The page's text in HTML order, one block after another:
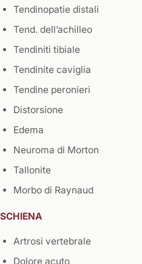
Tendinopatie distali
Tend. dell’achilleo
Tendiniti tibiale
Tendinite caviglia
Tendine peronieri
Distorsione
Edema
Neuroma di Morton
Tallonite
Morbo di Raynaud
SCHIENA
Artrosi vertebrale
Dolore acuto